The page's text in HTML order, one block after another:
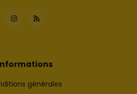
générales